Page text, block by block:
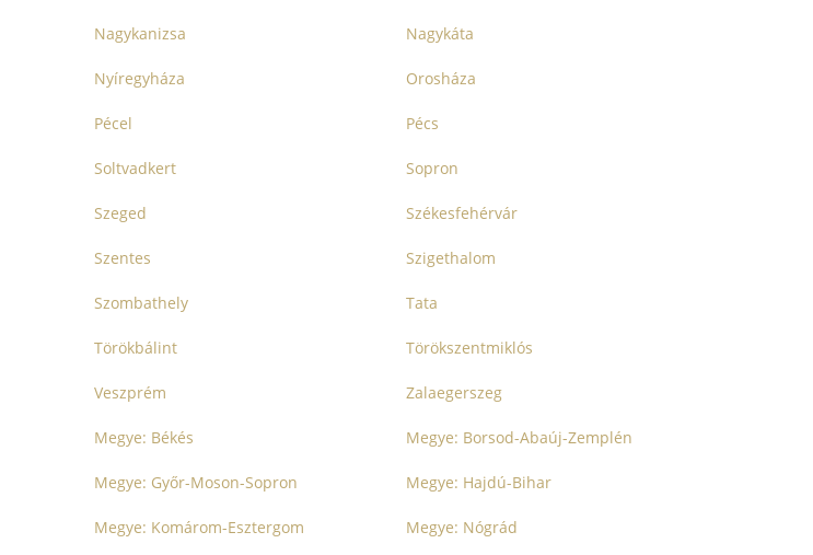
Nagykanizsa Nagykáta
Nyíregyháza Orosháza
Pécel Pécs
Soltvadkert Sopron
Szeged Székesfehérvár
Szentes Szigethalom
Szombathely Tata
Törökbálint Törökszentmiklós
Veszprém Zalaegerszeg
Megye: Békés Megye: Borsod-Abaúj-Zemplén
Megye: Győr-Moson-Sopron Megye: Hajdú-Bihar
Megye: Komárom-Esztergom Megye: Nógrád